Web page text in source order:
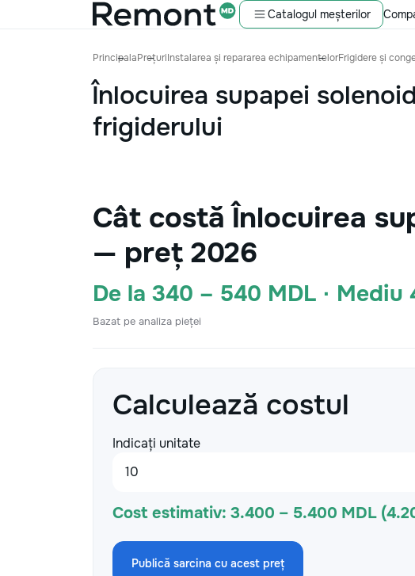
Catalogul meșterilor
PrincipalaPrețuriInstalarea și repararea echipamentelorFrigidere și
Înlocuirea supapei
frigiderului
Cât costă Înlocuirea
— preț 2026
De la 340 – 540 MDL · Mediu
Bazat pe analiza pieței
Calculează costul
Indicați unitate
Cost estimativ: 3.400 – 5.400 MDL
Publică sarcina cu acest preț